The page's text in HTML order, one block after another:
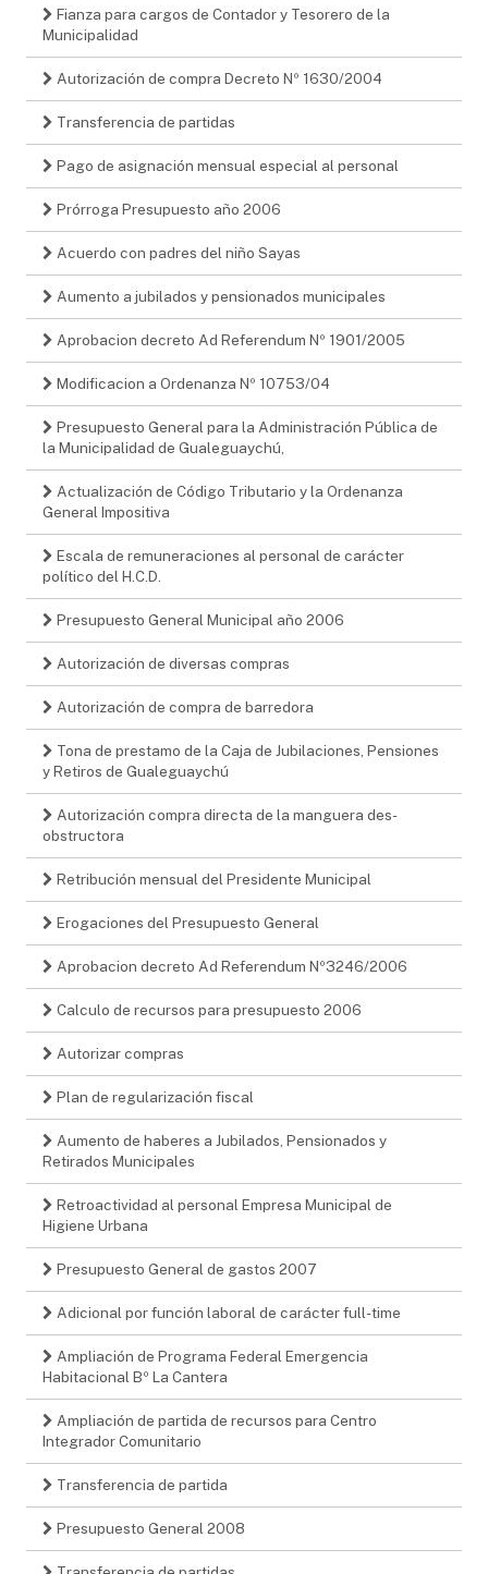
Fianza para cargos de Contador y Tesorero de la
Municipalidad
Autorización de compra Decreto Nº 1630/2004
Transferencia de partidas
Pago de asignación mensual especial al personal
Prórroga Presupuesto año 2006
Acuerdo con padres del niño Sayas
Aumento a jubilados y pensionados municipales
Aprobacion decreto Ad Referendum Nº 1901/2005
Modificacion a Ordenanza Nº 10753/04
Presupuesto General para la Administración Pública de
la Municipalidad de Gualeguaychú,
Actualización de Código Tributario y la Ordenanza
General Impositiva
Escala de remuneraciones al personal de carácter
político del H.C.D.
Presupuesto General Municipal año 2006
Autorización de diversas compras
Autorización de compra de barredora
Tona de prestamo de la Caja de Jubilaciones, Pensiones
y Retiros de Gualeguaychú
Autorización compra directa de la manguera des-
obstructora
Retribución mensual del Presidente Municipal
Erogaciones del Presupuesto General
Aprobacion decreto Ad Referendum Nº3246/2006
Calculo de recursos para presupuesto 2006
Autorizar compras
Plan de regularización fiscal
Aumento de haberes a Jubilados, Pensionados y
Retirados Municipales
Retroactividad al personal Empresa Municipal de
Higiene Urbana
Presupuesto General de gastos 2007
Adicional por función laboral de carácter full-time
Ampliación de Programa Federal Emergencia
Habitacional Bº La Cantera
Ampliación de partida de recursos para Centro
Integrador Comunitario
Transferencia de partida
Presupuesto General 2008